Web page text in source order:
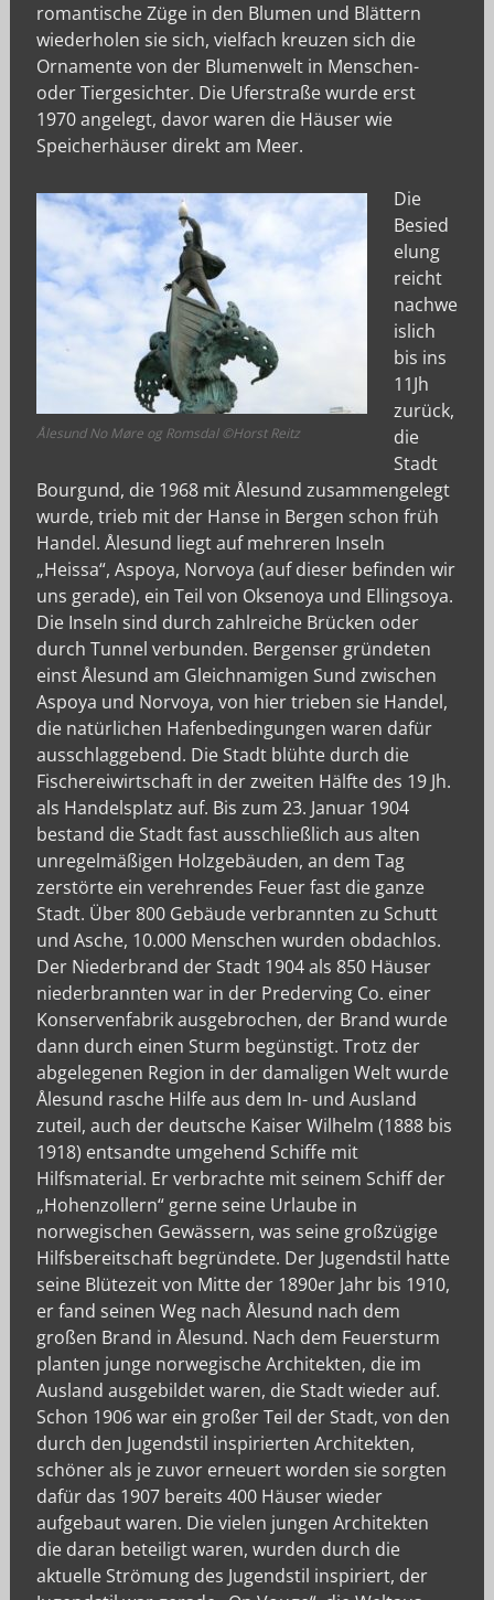
romantische Züge in den Blumen und Blättern
wiederholen sie sich, vielfach kreuzen sich die
Ornamente von der Blumenwelt in Menschen-
oder Tiergesichter. Die Uferstraße wurde erst
1970 angelegt, davor waren die Häuser wie
Speicherhäuser direkt am Meer.
Ålesund No Møre og Romsdal ©Horst Reitz
Die
Besied
elung
reicht
nachwe
islich
bis ins
11Jh
zurück,
die
Stadt
Bourgund, die 1968 mit Ålesund zusammengelegt
wurde, trieb mit der Hanse in Bergen schon früh
Handel. Ålesund liegt auf mehreren Inseln
„Heissa“, Aspoya, Norvoya (auf dieser befinden wir
uns gerade), ein Teil von Oksenoya und Ellingsoya.
Die Inseln sind durch zahlreiche Brücken oder
durch Tunnel verbunden. Bergenser gründeten
einst Ålesund am Gleichnamigen Sund zwischen
Aspoya und Norvoya, von hier trieben sie Handel,
die natürlichen Hafenbedingungen waren dafür
ausschlaggebend. Die Stadt blühte durch die
Fischereiwirtschaft in der zweiten Hälfte des 19 Jh.
als Handelsplatz auf. Bis zum 23. Januar 1904
bestand die Stadt fast ausschließlich aus alten
unregelmäßigen Holzgebäuden, an dem Tag
zerstörte ein verehrendes Feuer fast die ganze
Stadt. Über 800 Gebäude verbrannten zu Schutt
und Asche, 10.000 Menschen wurden obdachlos.
Der Niederbrand der Stadt 1904 als 850 Häuser
niederbrannten war in der Prederving Co. einer
Konservenfabrik ausgebrochen, der Brand wurde
dann durch einen Sturm begünstigt. Trotz der
abgelegenen Region in der damaligen Welt wurde
Ålesund rasche Hilfe aus dem In- und Ausland
zuteil, auch der deutsche Kaiser Wilhelm (1888 bis
1918) entsandte umgehend Schiffe mit
Hilfsmaterial. Er verbrachte mit seinem Schiff der
„Hohenzollern“ gerne seine Urlaube in
norwegischen Gewässern, was seine großzügige
Hilfsbereitschaft begründete. Der Jugendstil hatte
seine Blütezeit von Mitte der 1890er Jahr bis 1910,
er fand seinen Weg nach Ålesund nach dem
großen Brand in Ålesund. Nach dem Feuersturm
planten junge norwegische Architekten, die im
Ausland ausgebildet waren, die Stadt wieder auf.
Schon 1906 war ein großer Teil der Stadt, von den
durch den Jugendstil inspirierten Architekten,
schöner als je zuvor erneuert worden sie sorgten
dafür das 1907 bereits 400 Häuser wieder
aufgebaut waren. Die vielen jungen Architekten
die daran beteiligt waren, wurden durch die
aktuelle Strömung des Jugendstil inspiriert, der